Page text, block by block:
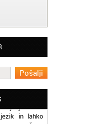
v Akademiji
in
hitro in
iz
presenečena